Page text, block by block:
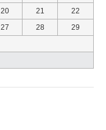
20 21
22
27 28
29